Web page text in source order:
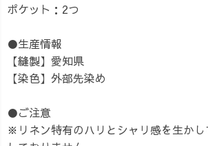
ポケット：2つ
●生産情報
【縫製】愛知県
【染色】外部先染め
●ご注意
※リネン特有のハリとシャリ感を生かし